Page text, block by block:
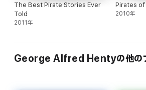
The Best Pirate Stories Ever
Told
2011年
Pirates
2010年
George Alfred Hentyの他の